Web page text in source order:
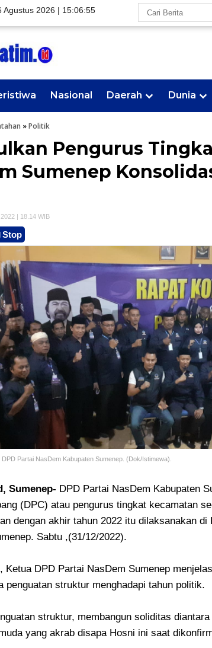
Agustus 2026 | 15:06:56
Nasional Daerah Dunia
»Politik
Pengurus
Sumenep
| 18.14 WIB
Stop
Partai NasDem Kabupaten Sumenep. (Dok/Istimewa).
Sumenep- DPD Partai NasDem Kabupaten
(DPC) atau pengurus tingkat kecamatan
dengan akhir tahun 2022 itu dilaksanakan
Sabtu ,(31/12/2022).
Ketua DPD Partai NasDem Sumenep
penguatan struktur menghadapi tahun politik.
struktur, membangun soliditas
yang akrab disapa Hosni ini saat